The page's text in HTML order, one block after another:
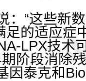
：“这些新
的适应症
LPX技术
阶段消除
因泰克和